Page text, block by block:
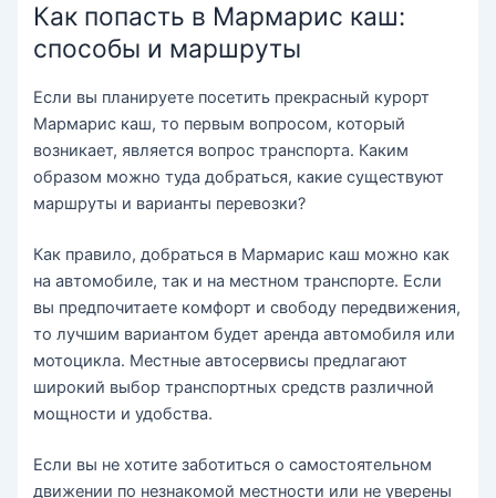
Как попасть в Мармарис каш:
способы и маршруты
Если вы планируете посетить прекрасный курорт
Мармарис каш, то первым вопросом, который
возникает, является вопрос транспорта. Каким
образом можно туда добраться, какие существуют
маршруты и варианты перевозки?
Как правило, добраться в Мармарис каш можно как
на автомобиле, так и на местном транспорте. Если
вы предпочитаете комфорт и свободу передвижения,
то лучшим вариантом будет аренда автомобиля или
мотоцикла. Местные автосервисы предлагают
широкий выбор транспортных средств различной
мощности и удобства.
Если вы не хотите заботиться о самостоятельном
движении по незнакомой местности или не уверены